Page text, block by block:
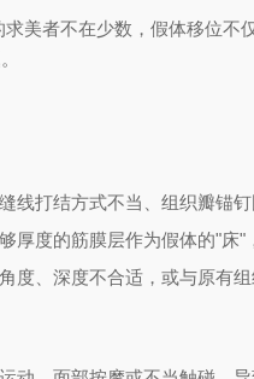
美者不在少数，假体移位
线打结方式不当、组织瓣锚
厚度的筋膜层作为假体的"床"
度、深度不合适，或与原有